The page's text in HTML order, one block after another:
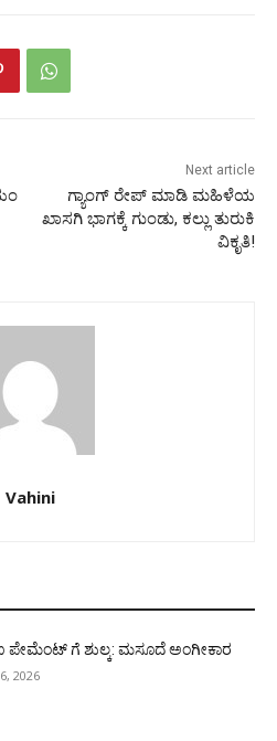
Next article
ಗ್ಯಾಂಗ್ ರೇಪ್ ಮಾಡಿ ಮಹಿಳೆಯ
ಖಾಸಗಿ ಭಾಗಕ್ಕೆ ಗುಂಡು, ಕಲ್ಲು ತುರುಕಿ
ವಿಕೃತಿ!
Vahini
ಗೆ ಶುಲ್ಕ: ಮಸೂದೆ ಅಂಗೀಕಾರ
2026